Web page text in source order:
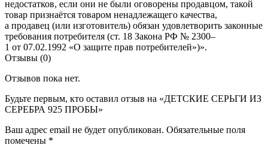
недостатков, если они не были оговорены продавцом, такой
товар признаётся товаром ненадлежащего качества,
а продавец (или изготовитель) обязан удовлетворить законные
требования потребителя (ст. 18 Закона РФ № 2300–
1 от 07.02.1992 «О защите прав потребителей»)».
Отзывы (0)
Отзывов пока нет.
Будьте первым, кто оставил отзыв на «ДЕТСКИЕ СЕРЬГИ ИЗ
СЕРЕБРА 925 ПРОБЫ»
Ваш адрес email не будет опубликован. Обязательные поля
помечены *